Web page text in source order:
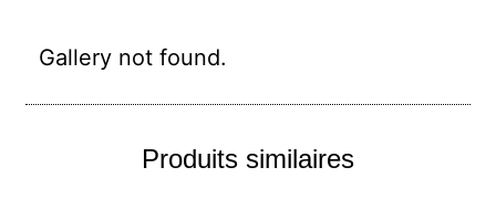
Gallery not found.
Produits similaires